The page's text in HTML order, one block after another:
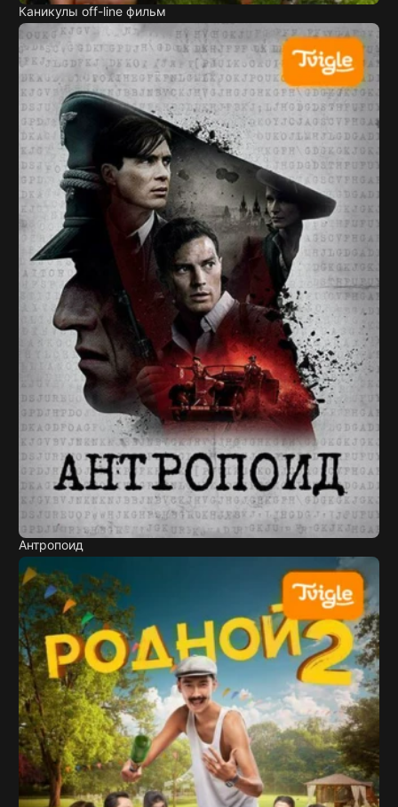
Каникулы off-line фильм
Антропоид